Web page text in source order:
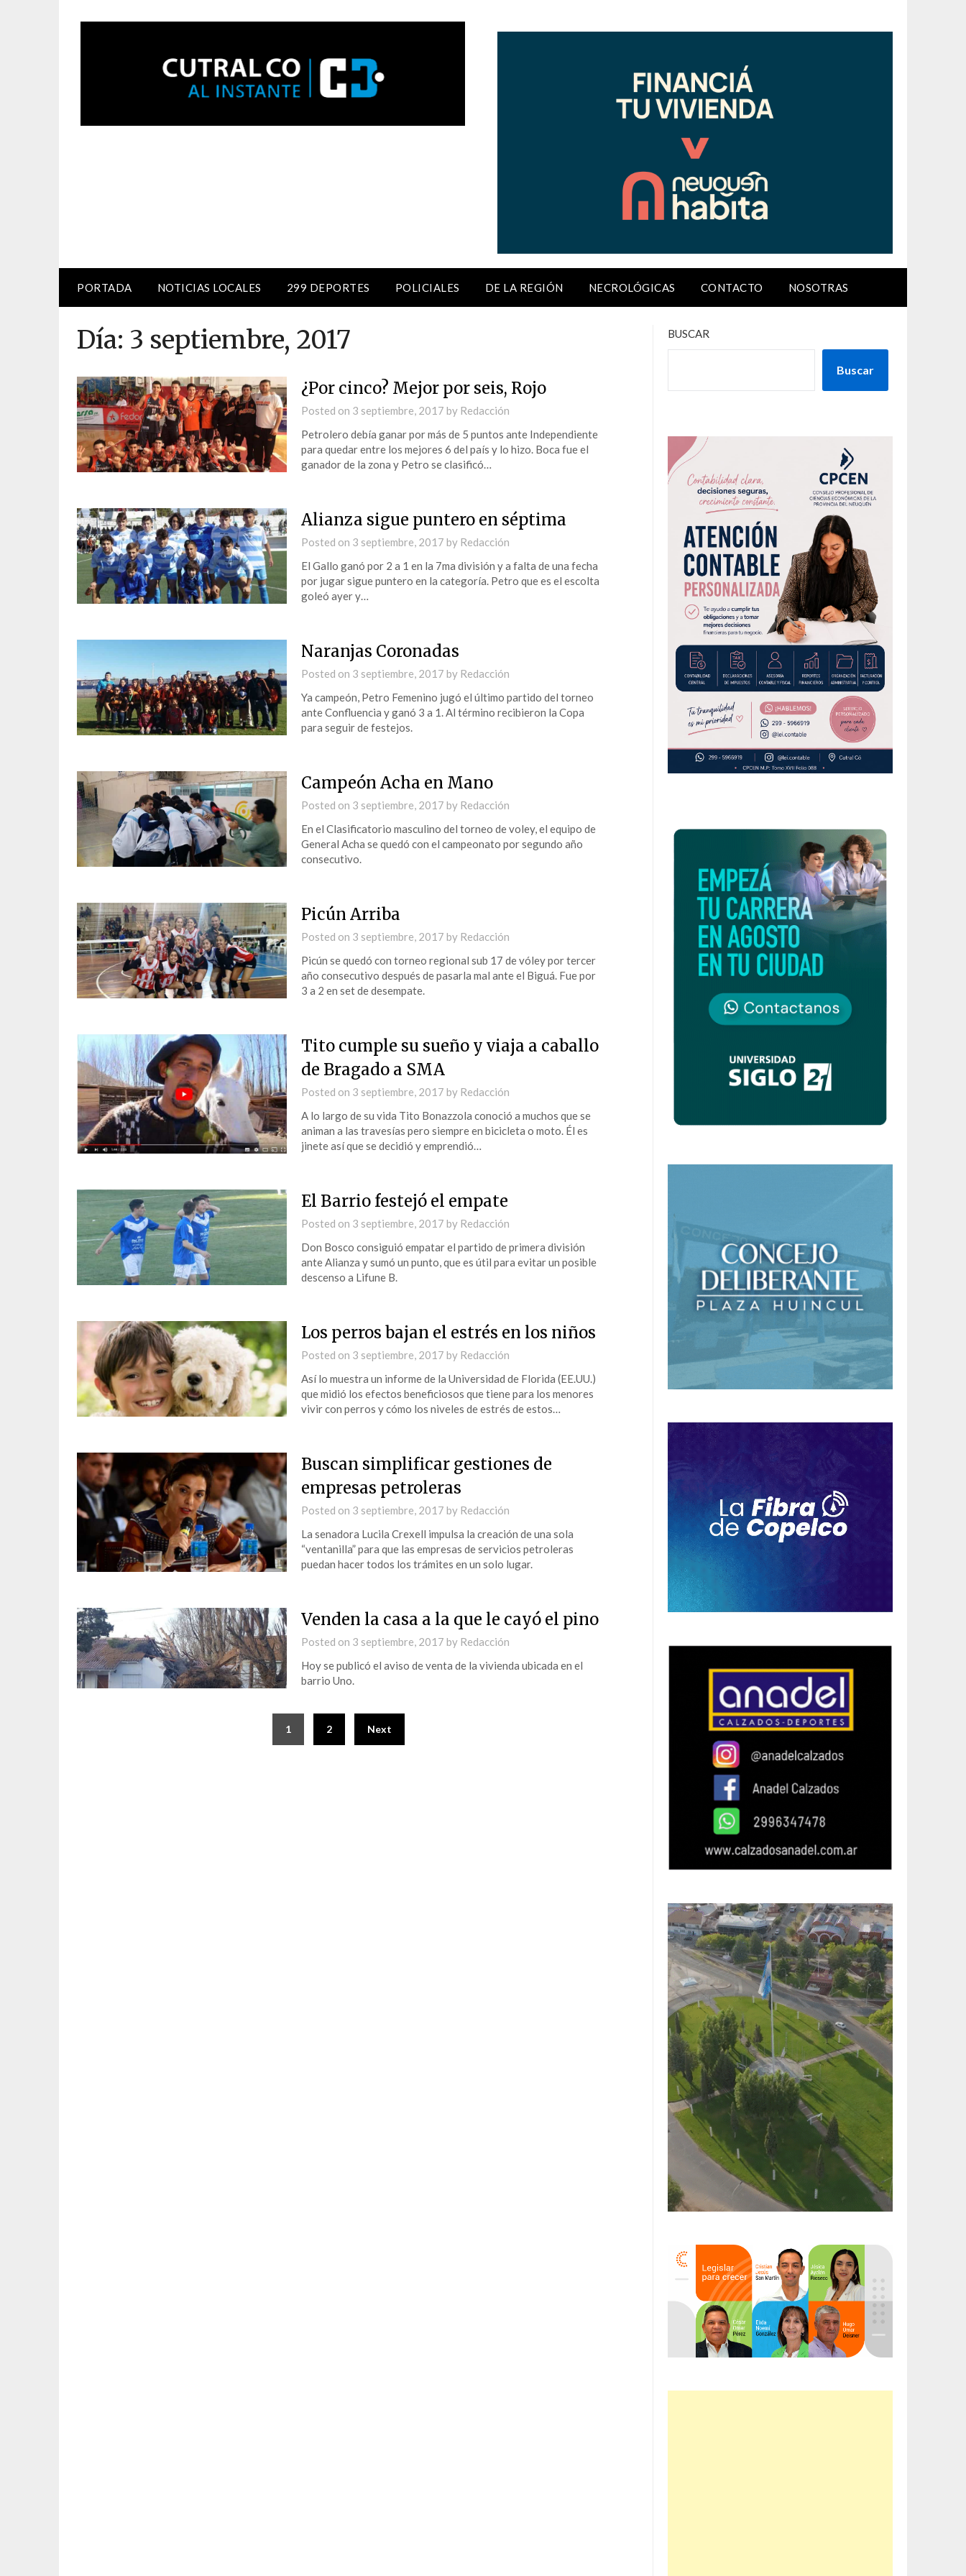
PORTADA NOTICIAS LOCALES 299 DEPORTES POLICIALES DE LA REGIÓN NECROLÓGICAS CONTACTO NOSOTRAS
Día: 3 septiembre, 2017
¿Por cinco? Mejor por seis, Rojo
Posted on 3 septiembre, 2017 by Redacción
Petrolero debía ganar por más de 5 puntos ante Independiente
para quedar entre los mejores 6 del país y lo hizo. Boca fue el
ganador de la zona y Petro se clasificó…
Alianza sigue puntero en séptima
Posted on 3 septiembre, 2017 by Redacción
El Gallo ganó por 2 a 1 en la 7ma división y a falta de una fecha
por jugar sigue puntero en la categoría. Petro que es el escolta
goleó ayer y…
Naranjas Coronadas
Posted on 3 septiembre, 2017 by Redacción
Ya campeón, Petro Femenino jugó el último partido del torneo
ante Confluencia y ganó 3 a 1. Al término recibieron la Copa
para seguir de festejos.
Campeón Acha en Mano
Posted on 3 septiembre, 2017 by Redacción
En el Clasificatorio masculino del torneo de voley, el equipo de
General Acha se quedó con el campeonato por segundo año
consecutivo.
Picún Arriba
Posted on 3 septiembre, 2017 by Redacción
Picún se quedó con torneo regional sub 17 de vóley por tercer
año consecutivo después de pasarla mal ante el Biguá. Fue por
3 a 2 en set de desempate.
Tito cumple su sueño y viaja a caballo
de Bragado a SMA
Posted on 3 septiembre, 2017 by Redacción
A lo largo de su vida Tito Bonazzola conoció a muchos que se
animan a las travesías pero siempre en bicicleta o moto. Él es
jinete así que se decidió y emprendió…
El Barrio festejó el empate
Posted on 3 septiembre, 2017 by Redacción
Don Bosco consiguió empatar el partido de primera división
ante Alianza y sumó un punto, que es útil para evitar un posible
descenso a Lifune B.
Los perros bajan el estrés en los niños
Posted on 3 septiembre, 2017 by Redacción
Así lo muestra un informe de la Universidad de Florida (EE.UU.)
que midió los efectos beneficiosos que tiene para los menores
vivir con perros y cómo los niveles de estrés de estos…
Buscan simplificar gestiones de
empresas petroleras
Posted on 3 septiembre, 2017 by Redacción
La senadora Lucila Crexell impulsa la creación de una sola
“ventanilla” para que las empresas de servicios petroleras
puedan hacer todos los trámites en un solo lugar.
Venden la casa a la que le cayó el pino
Posted on 3 septiembre, 2017 by Redacción
Hoy se publicó el aviso de venta de la vivienda ubicada en el
barrio Uno.
1 2 Next
BUSCAR
Buscar